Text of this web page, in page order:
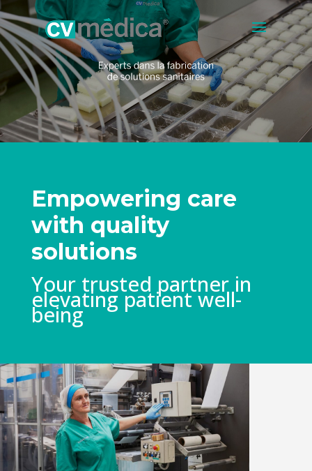
Empowering care
with quality
solutions
Your trusted partner in
elevating patient well-
being